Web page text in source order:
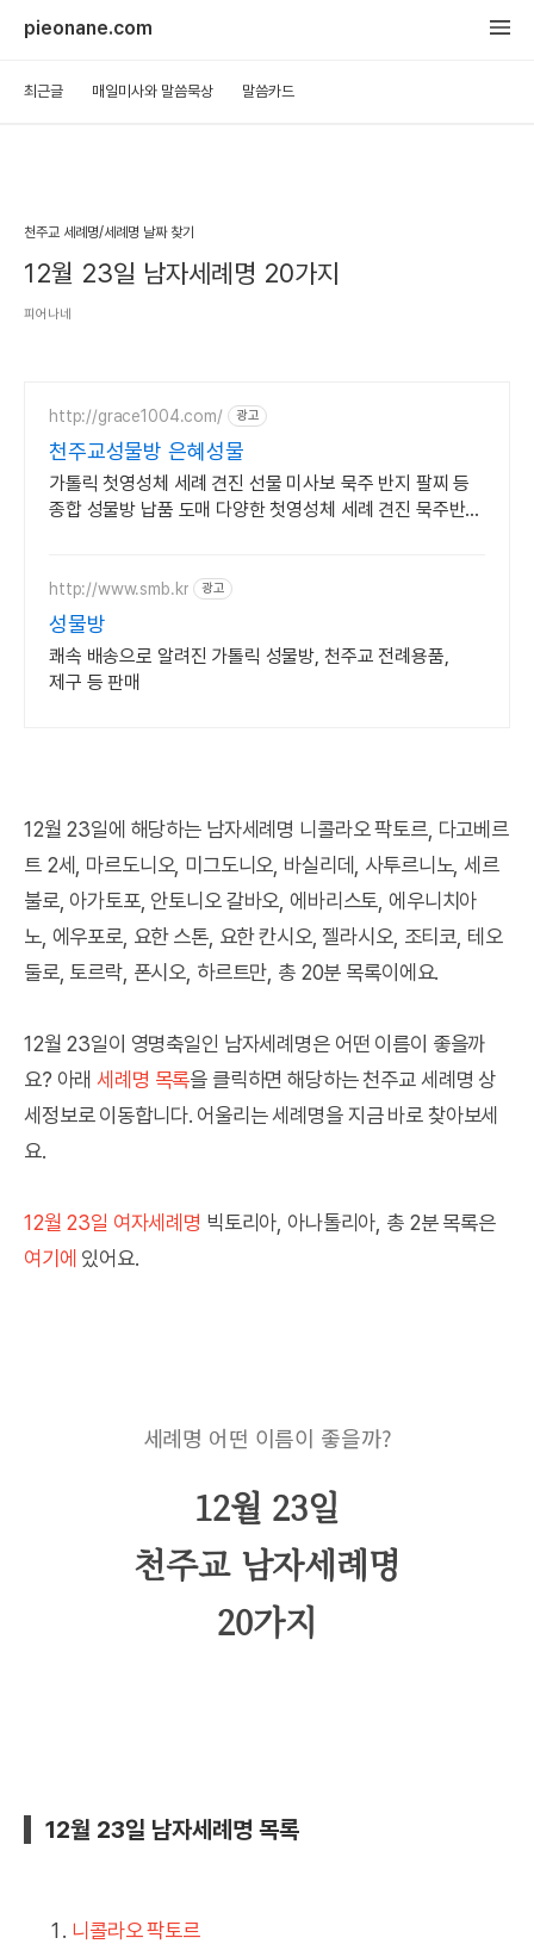
pieonane.com
최근글 매일미사와 말씀묵상 말씀카드
천주교 세례명/세례명 날짜 찾기
12월 23일 남자세례명 20가지
피어나네
http://grace1004.com/ 광고
천주교성물방 은혜성물
가톨릭 첫영성체 세례 견진 선물 미사보 묵주 반지 팔찌 등
종합 성물방 납품 도매 다양한 첫영성체 세례 견진 묵주반지
http://www.smb.kr 광고
성물방
쾌속 배송으로 알려진 가톨릭 성물방, 천주교 전례용품,
제구 등 판매
12월 23일에 해당하는 남자세례명 니콜라오 팍토르, 다고베르
트 2세, 마르도니오, 미그도니오, 바실리데, 사투르니노, 세르
불로, 아가토포, 안토니오 갈바오, 에바리스토, 에우니치아
노, 에우포로, 요한 스톤, 요한 칸시오, 젤라시오, 조티코, 테오
둘로, 토르락, 폰시오, 하르트만, 총 20분 목록이에요.
12월 23일이 영명축일인 남자세례명은 어떤 이름이 좋을까
요? 아래세례명 목록을 클릭하면 해당하는 천주교 세례명 상
세정보로 이동합니다. 어울리는 세례명을 지금 바로 찾아보세
요.
12월 23일 여자세례명 빅토리아, 아나톨리아, 총 2분 목록은
여기에 있어요.
세례명 어떤 이름이 좋을까?
12월 23일
천주교 남자세례명
20가지
12월 23일 남자세례명 목록
니콜라오 팍토르